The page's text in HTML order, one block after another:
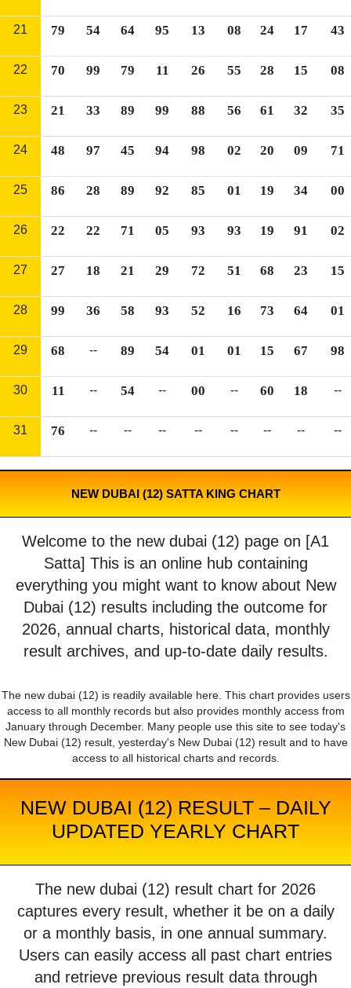
21 79 54 64 95 13 08 24 17 43
22 70 99 79 11 26 55 28 15 08
23 21 33 89 99 88 56 61 32 35
24 48 97 45 94 98 02 20 09 71
25 86 28 89 92 85 01 19 34 00
26 22 22 71 05 93 93 19 91 02
27 27 18 21 29 72 51 68 23 15
28 99 36 58 93 52 16 73 64 01
29 68 -- 89 54 01 01 15 67 98
30 11 -- 54 -- 00 -- 60 18 --
31 76 -- -- -- -- -- -- -- --
NEW DUBAI (12) SATTA KING CHART
Welcome to the new dubai (12) page on [A1
Satta] This is an online hub containing
everything you might want to know about New
Dubai (12) results including the outcome for
2026, annual charts, historical data, monthly
result archives, and up-to-date daily results.
The new dubai (12) is readily available here. This chart provides users
access to all monthly records but also provides monthly access from
January through December. Many people use this site to see today's
New Dubai (12) result, yesterday's New Dubai (12) result and to have
access to all historical charts and records.
NEW DUBAI (12) RESULT – DAILY
UPDATED YEARLY CHART
The new dubai (12) result chart for 2026
captures every result, whether it be on a daily
or a monthly basis, in one annual summary.
Users can easily access all past chart entries
and retrieve previous result data through